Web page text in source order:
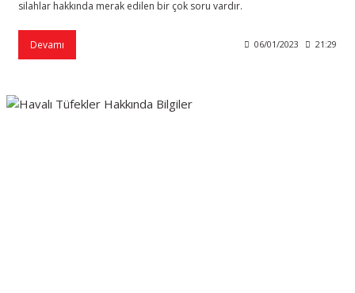
silahlar hakkında merak edilen bir çok soru vardır.
Devamı 06/01/2023 21:29